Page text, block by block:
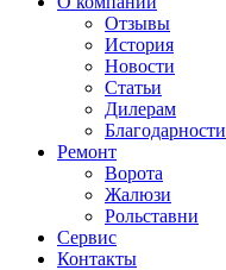
Отзывы
История
Новости
Статьи
Дилерам
Благодарности
Ремонт
Ворота
Жалюзи
Рольставни
Сервис
Контакты